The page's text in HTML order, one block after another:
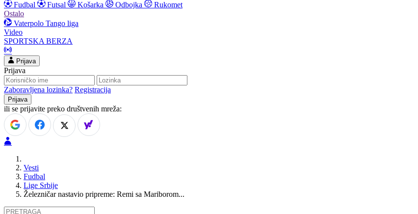
Fudbal
Futsal Košarka Odbojka
Rukomet
Ostalo
Vaterpolo Tango liga
Video
SPORTSKA BERZA
Prijava
Prijava
Zaboravljena lozinka? Registracija
ili se prijavite preko društvenih mreža:
Vesti
Fudbal
Lige Srbije
Železničar nastavio pripreme: Remi sa Mariborom...